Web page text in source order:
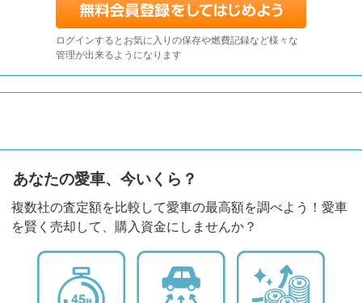
ログインするとお気に入りの保存や燃費記録など様々な
管理が出来るようになります
あなたの愛車、今いくら？
複数社の査定額を比較して愛車の最高額を調べよう！愛車
を賢く売却して、購入資金にしませんか？